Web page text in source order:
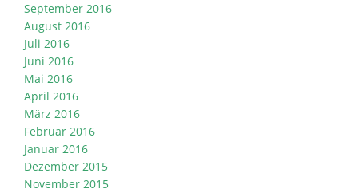
September 2016
August 2016
Juli 2016
Juni 2016
Mai 2016
April 2016
März 2016
Februar 2016
Januar 2016
Dezember 2015
November 2015